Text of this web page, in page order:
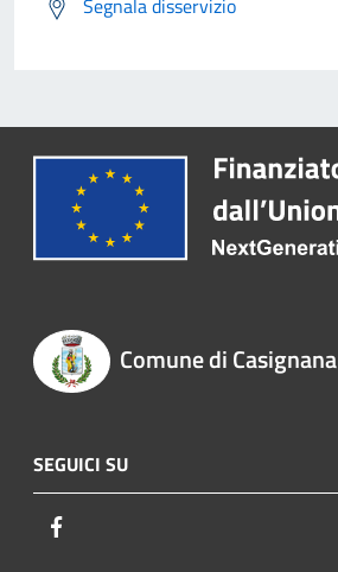
Segnala disservizio
Comune di Casignana
SEGUICI SU